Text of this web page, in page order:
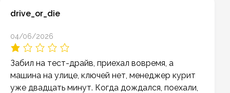
drive_or_die
04/06/2026
Забил на тест-драйв, приехал вовремя, а
машина на улице, ключей нет, менеджер курит
уже двадцать минут. Когда дождался, поехали,